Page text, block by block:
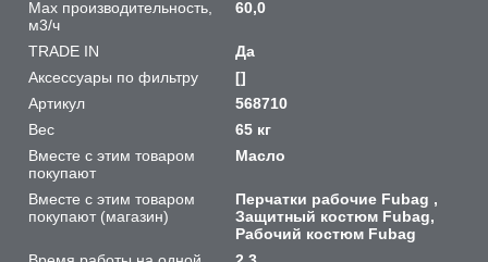
Max производительность,
м3/ч
60,0
TRADE IN
Да
Аксессуары по фильтру
[]
Артикул
568710
Вес
65 кг
Вместе с этим товаром
покупают
Масло
Вместе с этим товаром
покупают (магазин)
Перчатки рабочие Fubag ,
Защитный костюм Fubag,
Рабочий костюм Fubag